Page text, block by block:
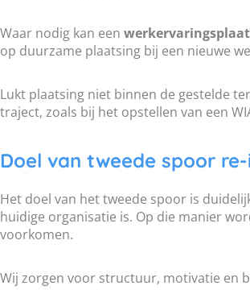
Waar nodig kan een
op duurzame plaatsing bij een nieuwe
Lukt plaatsing niet binnen de gestelde
traject, zoals bij het opstellen van een
Doel van tweede spoor
Het doel van het tweede spoor is
huidige organisatie is. Op die manier
voorkomen.
Wij zorgen voor structuur, motivatie en